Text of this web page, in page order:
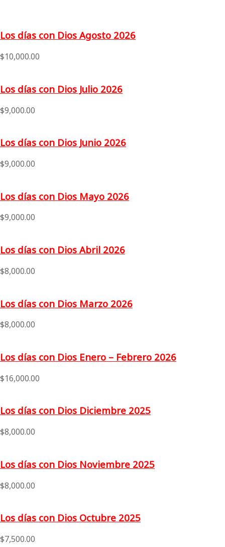
Los días con Dios Agosto 2026
$10,000.00
Los días con Dios Julio 2026
$9,000.00
Los días con Dios Junio 2026
$9,000.00
Los días con Dios Mayo 2026
$9,000.00
Los días con Dios Abril 2026
$8,000.00
Los días con Dios Marzo 2026
$8,000.00
Los días con Dios Enero – Febrero 2026
$16,000.00
Los días con Dios Diciembre 2025
$8,000.00
Los días con Dios Noviembre 2025
$8,000.00
Los días con Dios Octubre 2025
$7,500.00